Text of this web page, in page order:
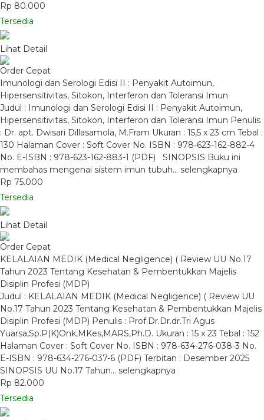
Rp 80.000
Tersedia
Lihat Detail
Order Cepat
Imunologi dan Serologi Edisi II : Penyakit Autoimun,
Hipersensitivitas, Sitokon, Interferon dan Toleransi Imun
Judul : Imunologi dan Serologi Edisi II : Penyakit Autoimun,
Hipersensitivitas, Sitokon, Interferon dan Toleransi Imun Penulis
: Dr. apt. Dwisari Dillasamola, M.Fram Ukuran : 15,5 x 23 cm Tebal :
130 Halaman Cover : Soft Cover No. ISBN : 978-623-162-882-4
No. E-ISBN : 978-623-162-883-1 (PDF) SINOPSIS Buku ini
membahas mengenai sistem imun tubuh… selengkapnya
Rp 75.000
Tersedia
Lihat Detail
Order Cepat
KELALAIAN MEDIK (Medical Negligence) ( Review UU No.17
Tahun 2023 Tentang Kesehatan & Pembentukkan Majelis
Disiplin Profesi (MDP)
Judul : KELALAIAN MEDIK (Medical Negligence) ( Review UU
No.17 Tahun 2023 Tentang Kesehatan & Pembentukkan Majelis
Disiplin Profesi (MDP) Penulis : Prof.Dr.Dr.dr.Tri Agus
Yuarsa,Sp.P(K)Onk,MKes,MARS,Ph.D. Ukuran : 15 x 23 Tebal : 152
Halaman Cover : Soft Cover No. ISBN : 978-634-276-038-3 No.
E-ISBN : 978-634-276-037-6 (PDF) Terbitan : Desember 2025
SINOPSIS UU No.17 Tahun… selengkapnya
Rp 82.000
Tersedia